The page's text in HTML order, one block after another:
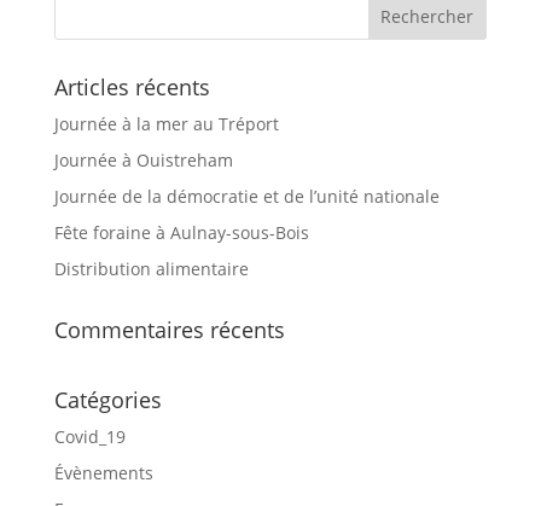
Articles récents
Journée à la mer au Tréport
Journée à Ouistreham
Journée de la démocratie et de l’unité nationale
Fête foraine à Aulnay-sous-Bois
Distribution alimentaire
Commentaires récents
Catégories
Covid_19
Évènements